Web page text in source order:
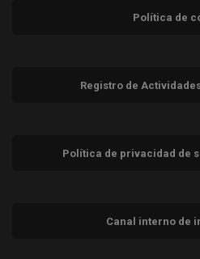
Política de
Registro de
Política de privacidad de
Canal interno de